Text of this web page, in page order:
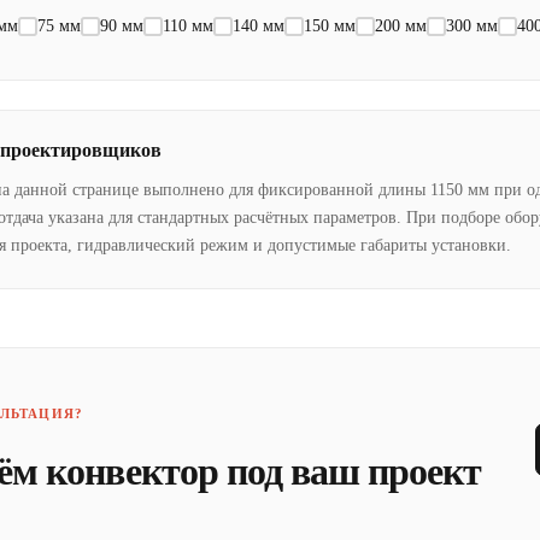
75 мм 90 мм 110 мм 140 мм 150 мм 200 мм 300 мм
данной странице выполнено для фиксированной длины 1150 мм при
указана для стандартных расчётных параметров. При подборе
проекта, гидравлический режим и допустимые габариты установки.
конвектор под ваш проект